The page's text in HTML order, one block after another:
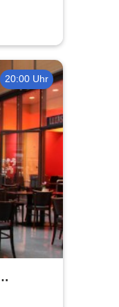
20:00 Uhr